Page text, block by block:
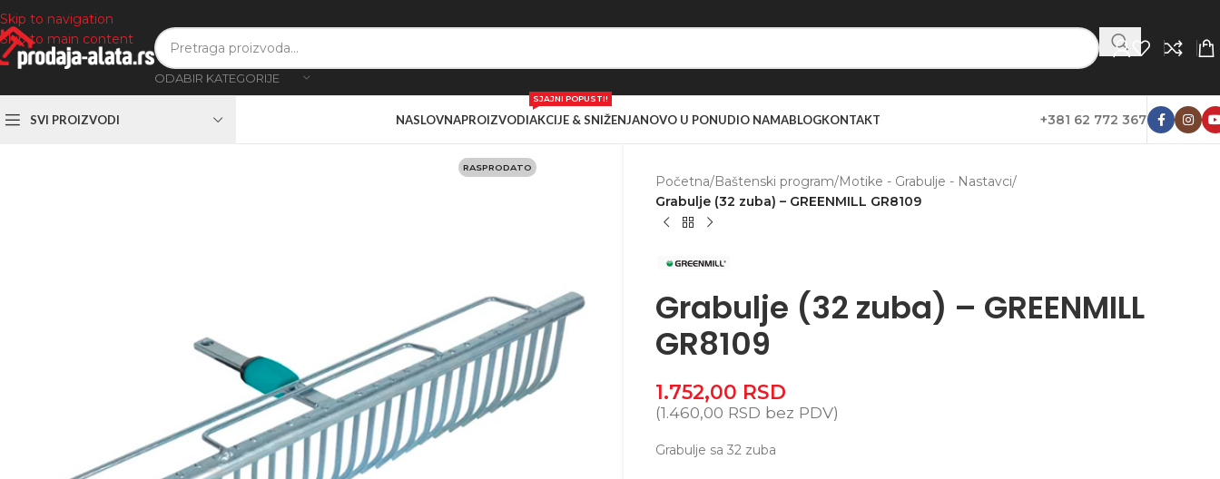
Skip to navigation
Skip to main content
ODABIR KATEGORIJE
SVI PROIZVODI NASLOVNAPROIZVODIAKCIJE & SNIŽENJA
SJAJNI POPUSTI!
NOVO U PONUDIO NAMABLOGKONTAKT +381 62 772 367
RASPRODATO
Početna/Baštenski program/Motike - Grabulje - Nastavci/
Grabulje (32 zuba) – GREENMILL GR8109
Grabulje (32 zuba) – GREENMILL
GR8109
1.752,00 RSD
(1.460,00 RSD bez PDV)
Grabulje sa 32 zuba